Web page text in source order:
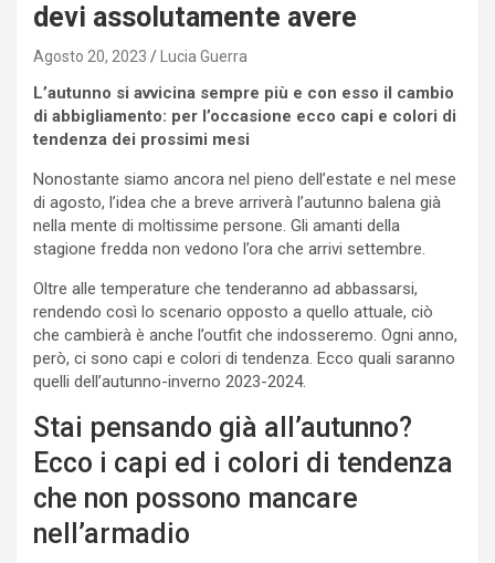
devi assolutamente avere
Agosto 20, 2023 Lucia Guerra
L’autunno si avvicina sempre più e con esso il cambio
di abbigliamento: per l’occasione ecco capi e colori di
tendenza dei prossimi mesi
Nonostante siamo ancora nel pieno dell’estate e nel mese
di agosto, l’idea che a breve arriverà l’autunno balena già
nella mente di moltissime persone. Gli amanti della
stagione fredda non vedono l’ora che arrivi settembre.
Oltre alle temperature che tenderanno ad abbassarsi,
rendendo così lo scenario opposto a quello attuale, ciò
che cambierà è anche l’outfit che indosseremo. Ogni anno,
però, ci sono capi e colori di tendenza. Ecco quali saranno
quelli dell’autunno-inverno 2023-2024.
Stai pensando già all’autunno?
Ecco i capi ed i colori di tendenza
che non possono mancare
nell’armadio